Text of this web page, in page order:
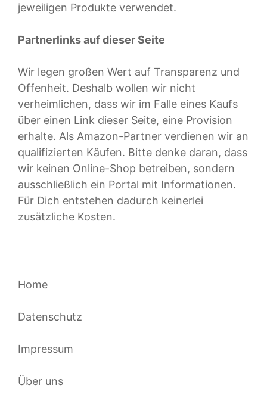
jeweiligen Produkte verwendet.
Partnerlinks auf dieser Seite
Wir legen großen Wert auf Transparenz und
Offenheit. Deshalb wollen wir nicht
verheimlichen, dass wir im Falle eines Kaufs
über einen Link dieser Seite, eine Provision
erhalte. Als Amazon-Partner verdienen wir an
qualifizierten Käufen. Bitte denke daran, dass
wir keinen Online-Shop betreiben, sondern
ausschließlich ein Portal mit Informationen.
Für Dich entstehen dadurch keinerlei
zusätzliche Kosten.
Home
Datenschutz
Impressum
Über uns